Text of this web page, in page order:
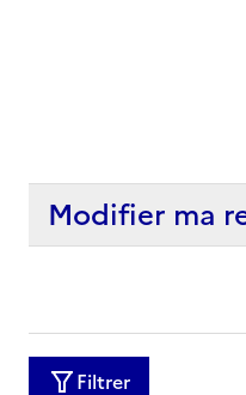
Modifier ma
Filtrer